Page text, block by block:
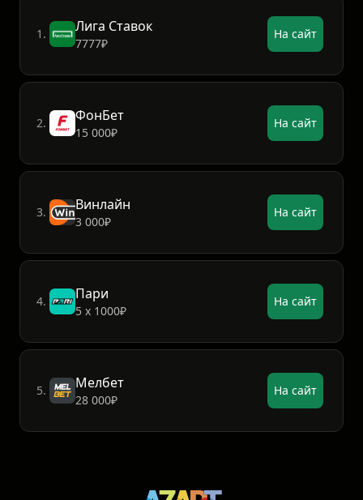
1. Лига Ставок
7777₽
На сайт
2. ФонБет
15 000₽
На сайт
3. Винлайн
3 000₽
На сайт
4. Пари
5 х 1000₽
На сайт
5. Мелбет
28 000₽
На сайт